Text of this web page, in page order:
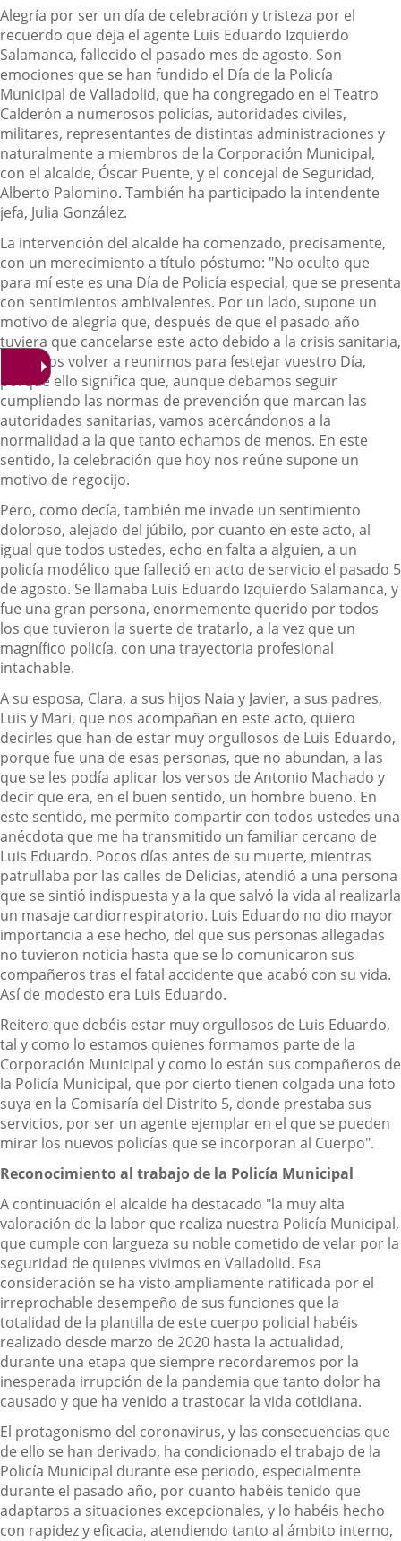
Descripción
Alegría por ser un día de celebración y tristeza por el
recuerdo que deja el agente Luis Eduardo Izquierdo
Salamanca, fallecido el pasado mes de agosto. Son
emociones que se han fundido el Día de la Policía
Municipal de Valladolid, que ha congregado en el Teatro
Calderón a numerosos policías, autoridades civiles,
militares, representantes de distintas administraciones y
naturalmente a miembros de la Corporación Municipal,
con el alcalde, Óscar Puente, y el concejal de Seguridad,
Alberto Palomino. También ha participado la intendente
jefa, Julia González.
La intervención del alcalde ha comenzado, precisamente,
con un merecimiento a título póstumo: "No oculto que
para mí este es una Día de Policía especial, que se presenta
con sentimientos ambivalentes. Por un lado, supone un
motivo de alegría que, después de que el pasado año
tuviera que cancelarse este acto debido a la crisis sanitaria,
podamos volver a reunirnos para festejar vuestro Día,
porque ello significa que, aunque debamos seguir
cumpliendo las normas de prevención que marcan las
autoridades sanitarias, vamos acercándonos a la
normalidad a la que tanto echamos de menos. En este
sentido, la celebración que hoy nos reúne supone un
motivo de regocijo.
Pero, como decía, también me invade un sentimiento
doloroso, alejado del júbilo, por cuanto en este acto, al
igual que todos ustedes, echo en falta a alguien, a un
policía modélico que falleció en acto de servicio el pasado 5
de agosto. Se llamaba Luis Eduardo Izquierdo Salamanca, y
fue una gran persona, enormemente querido por todos
los que tuvieron la suerte de tratarlo, a la vez que un
magnífico policía, con una trayectoria profesional
intachable.
A su esposa, Clara, a sus hijos Naia y Javier, a sus padres,
Luis y Mari, que nos acompañan en este acto, quiero
decirles que han de estar muy orgullosos de Luis Eduardo,
porque fue una de esas personas, que no abundan, a las
que se les podía aplicar los versos de Antonio Machado y
decir que era, en el buen sentido, un hombre bueno. En
este sentido, me permito compartir con todos ustedes una
anécdota que me ha transmitido un familiar cercano de
Luis Eduardo. Pocos días antes de su muerte, mientras
patrullaba por las calles de Delicias, atendió a una persona
que se sintió indispuesta y a la que salvó la vida al realizarla
un masaje cardiorrespiratorio. Luis Eduardo no dio mayor
importancia a ese hecho, del que sus personas allegadas
no tuvieron noticia hasta que se lo comunicaron sus
compañeros tras el fatal accidente que acabó con su vida.
Así de modesto era Luis Eduardo.
Reitero que debéis estar muy orgullosos de Luis Eduardo,
tal y como lo estamos quienes formamos parte de la
Corporación Municipal y como lo están sus compañeros de
la Policía Municipal, que por cierto tienen colgada una foto
suya en la Comisaría del Distrito 5, donde prestaba sus
servicios, por ser un agente ejemplar en el que se pueden
mirar los nuevos policías que se incorporan al Cuerpo".
Reconocimiento al trabajo de la Policía Municipal
A continuación el alcalde ha destacado "la muy alta
valoración de la labor que realiza nuestra Policía Municipal,
que cumple con largueza su noble cometido de velar por la
seguridad de quienes vivimos en Valladolid. Esa
consideración se ha visto ampliamente ratificada por el
irreprochable desempeño de sus funciones que la
totalidad de la plantilla de este cuerpo policial habéis
realizado desde marzo de 2020 hasta la actualidad,
durante una etapa que siempre recordaremos por la
inesperada irrupción de la pandemia que tanto dolor ha
causado y que ha venido a trastocar la vida cotidiana.
El protagonismo del coronavirus, y las consecuencias que
de ello se han derivado, ha condicionado el trabajo de la
Policía Municipal durante ese periodo, especialmente
durante el pasado año, por cuanto habéis tenido que
adaptaros a situaciones excepcionales, y lo habéis hecho
con rapidez y eficacia, atendiendo tanto al ámbito interno,